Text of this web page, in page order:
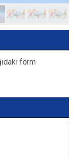
form